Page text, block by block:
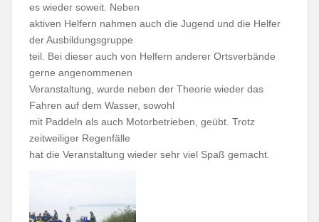
es wieder soweit. Neben
aktiven Helfern nahmen auch die Jugend und die Helfer
der Ausbildungsgruppe
teil. Bei dieser auch von Helfern anderer Ortsverbände
gerne angenommenen
Veranstaltung, wurde neben der Theorie wieder das
Fahren auf dem Wasser, sowohl
mit Paddeln als auch Motorbetrieben, geübt. Trotz
zeitweiliger Regenfälle
hat die Veranstaltung wieder sehr viel Spaß gemacht.